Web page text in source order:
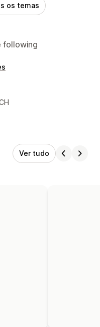
os temas
following
Ver tudo